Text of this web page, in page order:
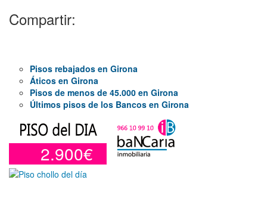
Compartir:
Pisos rebajados en Girona
Áticos en Girona
Pisos de menos de 45.000 en Girona
Últimos pisos de los Bancos en Girona
2.900€